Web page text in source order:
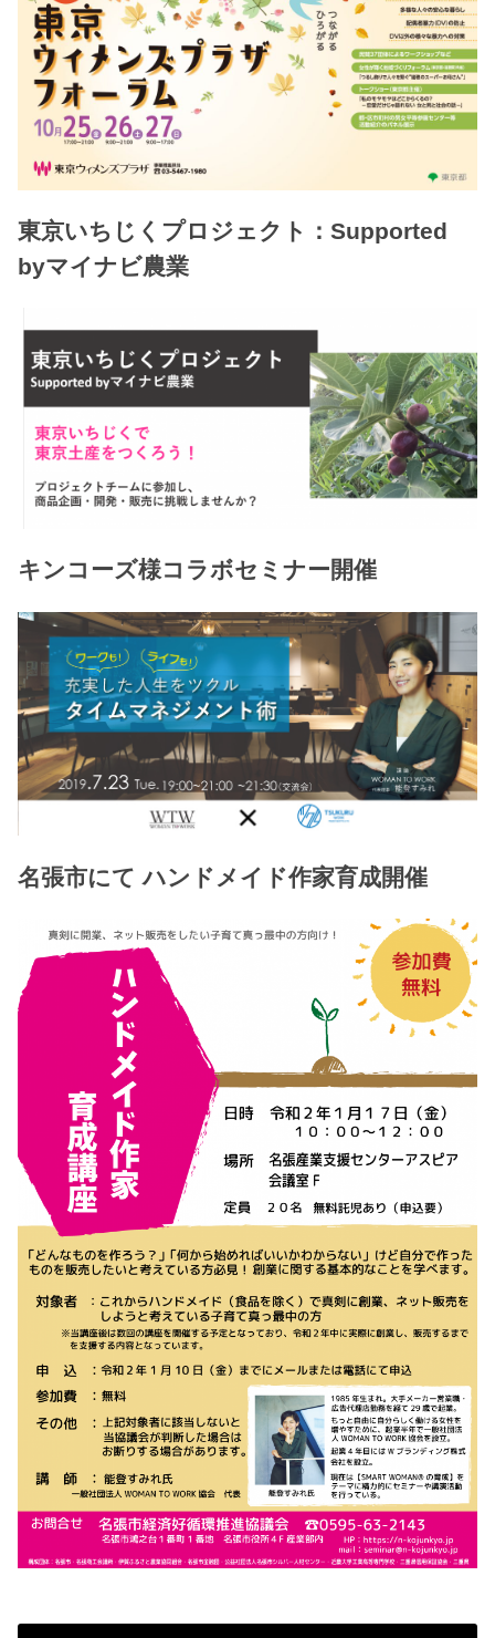
東京いちじくプロジェクト：Supported
byマイナビ農業
キンコーズ様コラボセミナー開催
名張市にて ハンドメイド作家育成開催